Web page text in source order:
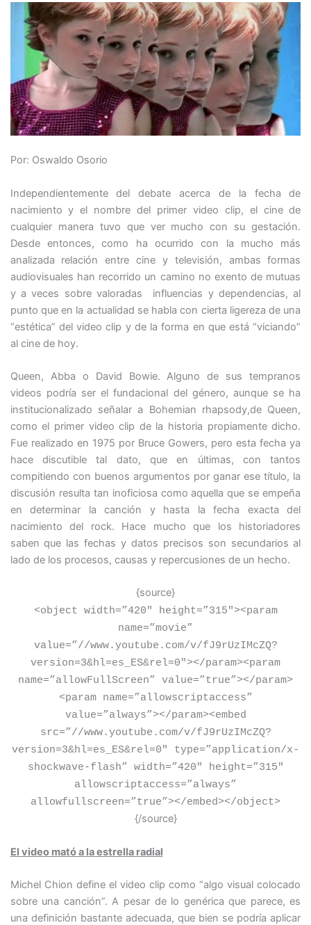
Por: Oswaldo Osorio
Independientemente del debate acerca de la fecha de
nacimiento y el nombre del primer video clip, el cine de
cualquier manera tuvo que ver mucho con su gestación.
Desde entonces, como ha ocurrido con la mucho más
analizada relación entre cine y televisión, ambas formas
audiovisuales han recorrido un camino no exento de mutuas
y a veces sobre valoradas influencias y dependencias, al
punto que en la actualidad se habla con cierta ligereza de una
“estética” del video clip y de la forma en que está “viciando”
al cine de hoy.
Queen, Abba o David Bowie. Alguno de sus tempranos
videos podría ser el fundacional del género, aunque se ha
institucionalizado señalar a Bohemian rhapsody,de Queen,
como el primer video clip de la historia propiamente dicho.
Fue realizado en 1975 por Bruce Gowers, pero esta fecha ya
hace discutible tal dato, que en últimas, con tantos
compitiendo con buenos argumentos por ganar ese título, la
discusión resulta tan inoficiosa como aquella que se empeña
en determinar la canción y hasta la fecha exacta del
nacimiento del rock. Hace mucho que los historiadores
saben que las fechas y datos precisos son secundarios al
lado de los procesos, causas y repercusiones de un hecho.
{source}
<object width=”420″ height=”315″><param
name=”movie”
value=”//www.youtube.com/v/fJ9rUzIMcZQ?
version=3&hl=es_ES&rel=0″></param><param
name=”allowFullScreen” value=”true”></param>
<param name=”allowscriptaccess”
value=”always”></param><embed
src=”//www.youtube.com/v/fJ9rUzIMcZQ?
version=3&hl=es_ES&rel=0″ type=”application/x-
shockwave-flash” width=”420″ height=”315″
allowscriptaccess=”always”
allowfullscreen=”true”></embed></object>
{/source}
El video mató a la estrella radial
Michel Chion define el video clip como “algo visual colocado
sobre una canción”. A pesar de lo genérica que parece, es
una definición bastante adecuada, que bien se podría aplicar